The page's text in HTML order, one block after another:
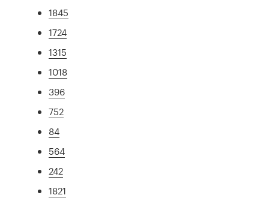
1845
1724
1315
1018
396
752
84
564
242
1821